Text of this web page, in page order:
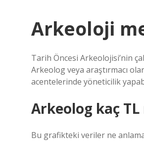
Arkeoloji
Tarih Öncesi Arkeolojisi’nin
Arkeolog veya araştırmacı
acentelerinde yöneticilik
Arkeolog kaç TL
Bu grafikteki veriler ne